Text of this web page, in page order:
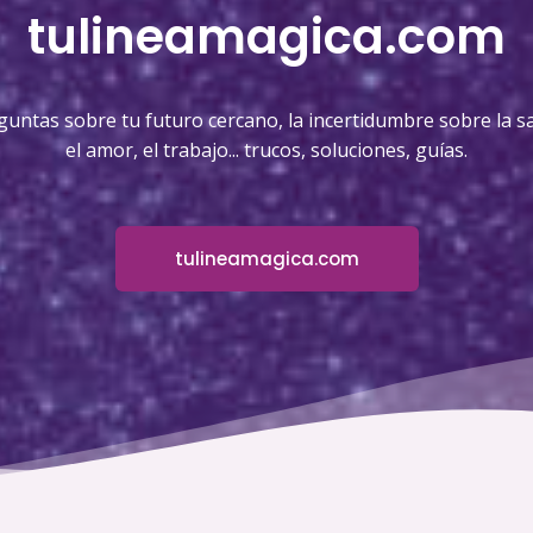
tulineamagica.com
sobre tu futuro cercano, la incertidumbre sobre la
el amor, el trabajo... trucos, soluciones, guías.
tulineamagica.com